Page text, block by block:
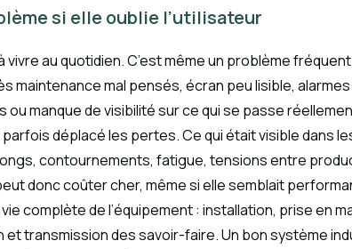
si elle oublie l’utilisateur
au quotidien. C’est même un problème
maintenance mal pensés, écran peu lisible,
manque de visibilité sur ce qui se passe
déplacé les pertes. Ce qui était visible dans
contournements, fatigue, tensions entre
donc coûter cher, même si elle semblait
complète de l’équipement : installation, prise en
transmission des savoir-faire. Un bon système